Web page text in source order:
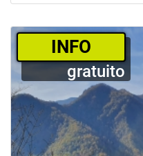
­INFO
gratuito